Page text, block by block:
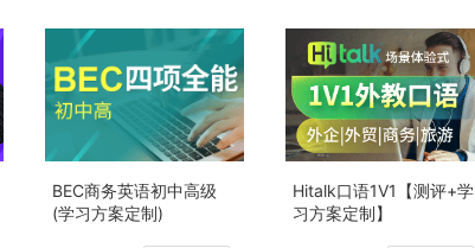
BEC商务英语初中高级
(学习方案定制)
Hitalk口语1V1【测评+学
习方案定制】